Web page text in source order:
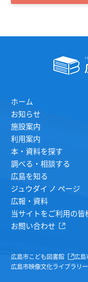
ホーム
お知らせ
施設案内
利用案内
本・資料を探す
調べる・相談する
広島を知る
ジュウダイ ノ ページ
広報・資料
当サイトをご利用の皆
お問い合わせ
広島市こども図書館
広島
広島市映像文化ライブラリー